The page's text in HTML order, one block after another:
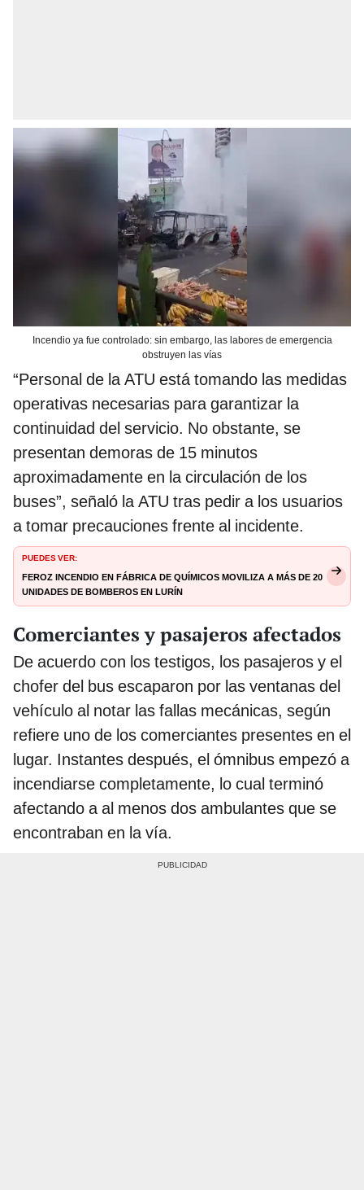
Incendio ya fue controlado: sin embargo, las labores de emergencia
obstruyen las vías
“Personal de la ATU está tomando las medidas
operativas necesarias para garantizar la
continuidad del servicio. No obstante, se
presentan demoras de 15 minutos
aproximadamente en la circulación de los
buses”, señaló la ATU tras pedir a los usuarios
a tomar precauciones frente al incidente.
PUEDES VER:
Feroz incendio en fábrica de químicos moviliza a más de 20
unidades de Bomberos en Lurín
Comerciantes y pasajeros afectados
De acuerdo con los testigos, los pasajeros y el
chofer del bus escaparon por las ventanas del
vehículo al notar las fallas mecánicas, según
refiere uno de los comerciantes presentes en el
lugar. Instantes después, el ómnibus empezó a
incendiarse completamente, lo cual terminó
afectando a al menos dos ambulantes que se
encontraban en la vía.